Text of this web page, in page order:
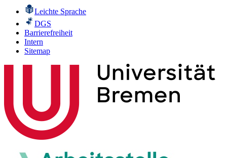
Leichte Sprache
DGS
Barrierefreiheit
Intern
Sitemap